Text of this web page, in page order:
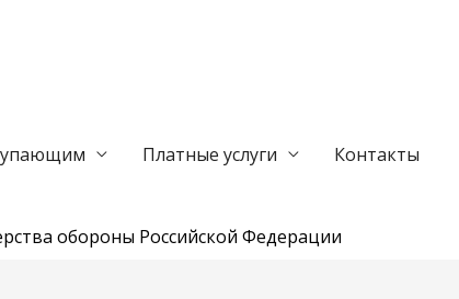
Платные услуги Контакты
обороны Российской Федерации